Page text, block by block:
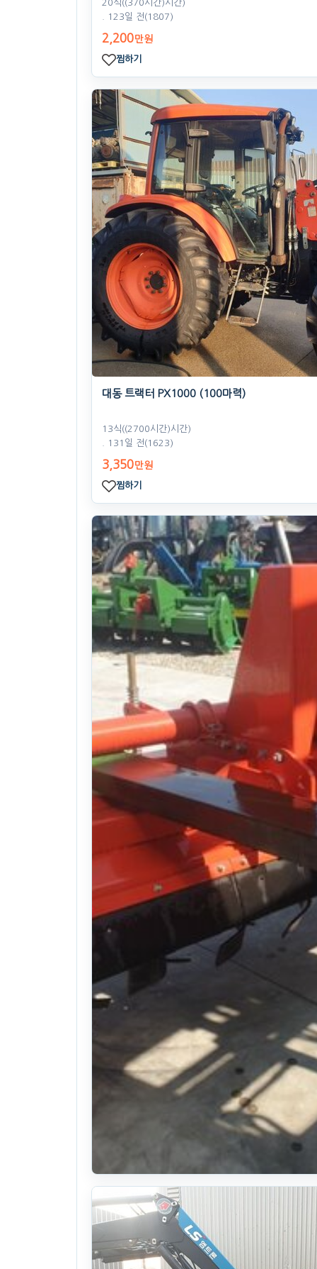
20식((370시간)시간)
. 123일 전(1807)
2,200만원
찜하기
대동 트랙터 PX1000 (100마력)
13식((2700시간)시간)
. 131일 전(1623)
3,350만원
찜하기
대동 로타리 HC215GK (경폭215cm)
24식((0시간)시간)
. 138일 전(1145)
380만원